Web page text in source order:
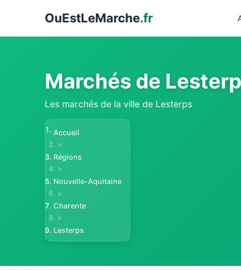
OuEstLeMarche.fr
Marchés de
Les marchés de la ville de Lesterps
Accueil
>
Régions
>
Nouvelle-Aquitaine
>
Charente
>
Lesterps